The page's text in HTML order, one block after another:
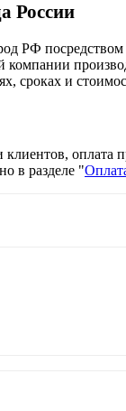
России
РФ
компании
сроках и
оплата
в разделе "